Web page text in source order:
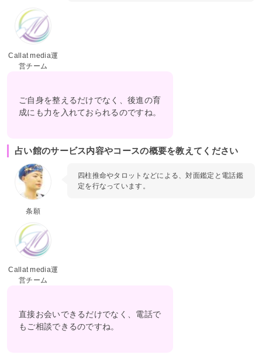
Callat media運
営チーム
ご自身を整えるだけでなく、後進の育
成にも力を入れておられるのですね。
占い館のサービス内容やコースの概要を教えてください
条願
四柱推命やタロットなどによる、対面鑑定と電話鑑
定を行なっています。
Callat media運
営チーム
直接お会いできるだけでなく、電話で
もご相談できるのですね。